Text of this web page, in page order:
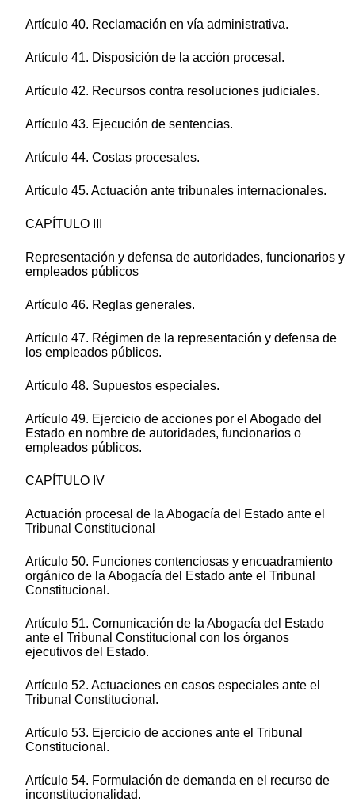
Artículo 40. Reclamación en vía administrativa.
Artículo 41. Disposición de la acción procesal.
Artículo 42. Recursos contra resoluciones judiciales.
Artículo 43. Ejecución de sentencias.
Artículo 44. Costas procesales.
Artículo 45. Actuación ante tribunales internacionales.
CAPÍTULO III
Representación y defensa de autoridades, funcionarios y
empleados públicos
Artículo 46. Reglas generales.
Artículo 47. Régimen de la representación y defensa de
los empleados públicos.
Artículo 48. Supuestos especiales.
Artículo 49. Ejercicio de acciones por el Abogado del
Estado en nombre de autoridades, funcionarios o
empleados públicos.
CAPÍTULO IV
Actuación procesal de la Abogacía del Estado ante el
Tribunal Constitucional
Artículo 50. Funciones contenciosas y encuadramiento
orgánico de la Abogacía del Estado ante el Tribunal
Constitucional.
Artículo 51. Comunicación de la Abogacía del Estado
ante el Tribunal Constitucional con los órganos
ejecutivos del Estado.
Artículo 52. Actuaciones en casos especiales ante el
Tribunal Constitucional.
Artículo 53. Ejercicio de acciones ante el Tribunal
Constitucional.
Artículo 54. Formulación de demanda en el recurso de
inconstitucionalidad.